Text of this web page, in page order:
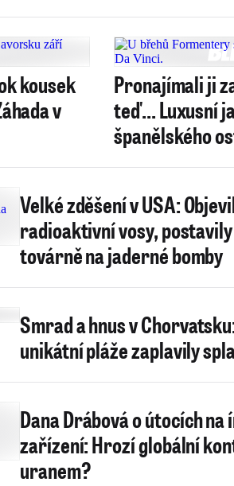
kousek
v
Pronajímali ji
teď... Luxusní
španělského
Velké zděšení v USA:
radioaktivní vosy,
továrně na jaderné bomby
Smrad a hnus v
unikátní pláže zaplavily
Dana Drábová o útocích
zařízení: Hrozí globální
uranem?